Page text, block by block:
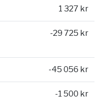
1 327 kr
-29 725 kr
-45 056 kr
-1 500 kr